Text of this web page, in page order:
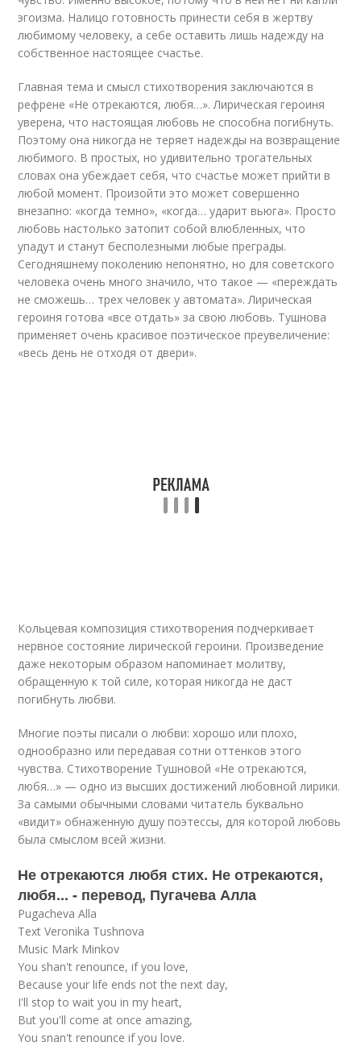
эгоизма. Налицо готовность принести себя в жертву
любимому человеку, а себе оставить лишь надежду на
собственное настоящее счастье.
Главная тема и смысл стихотворения заключаются в
рефрене «Не отрекаются, любя…». Лирическая героиня
уверена, что настоящая любовь не способна погибнуть.
Поэтому она никогда не теряет надежды на возвращение
любимого. В простых, но удивительно трогательных
словах она убеждает себя, что счастье может прийти в
любой момент. Произойти это может совершенно
внезапно: «когда темно», «когда… ударит вьюга». Просто
любовь настолько затопит собой влюбленных, что
упадут и станут бесполезными любые преграды.
Сегодняшнему поколению непонятно, но для советского
человека очень много значило, что такое — «переждать
не сможешь… трех человек у автомата». Лирическая
героиня готова «все отдать» за свою любовь. Тушнова
применяет очень красивое поэтическое преувеличение:
«весь день не отходя от двери».
Кольцевая композиция стихотворения подчеркивает
нервное состояние лирической героини. Произведение
даже некоторым образом напоминает молитву,
обращенную к той силе, которая никогда не даст
погибнуть любви.
Многие поэты писали о любви: хорошо или плохо,
однообразно или передавая сотни оттенков этого
чувства. Стихотворение Тушновой «Не отрекаются,
любя…» — одно из высших достижений любовной лирики.
За самыми обычными словами читатель буквально
«видит» обнаженную душу поэтессы, для которой любовь
была смыслом всей жизни.
Не отрекаются любя стих. Не отрекаются,
любя... - перевод, Пугачева Алла
Pugacheva Alla
Text Veronika Tushnova
Music Mark Minkov
You shan't renounce, if you love,
Because your life ends not the next day,
I'll stop to wait you in my heart,
But you'll come at once amazing,
You snan't renounce if you love.